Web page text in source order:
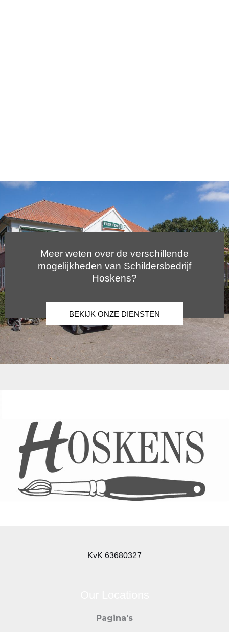
Meer weten over de verschillende
mogelijkheden van Schildersbedrijf
Hoskens?
BEKIJK ONZE DIENSTEN
KvK 63680327
Pagina's